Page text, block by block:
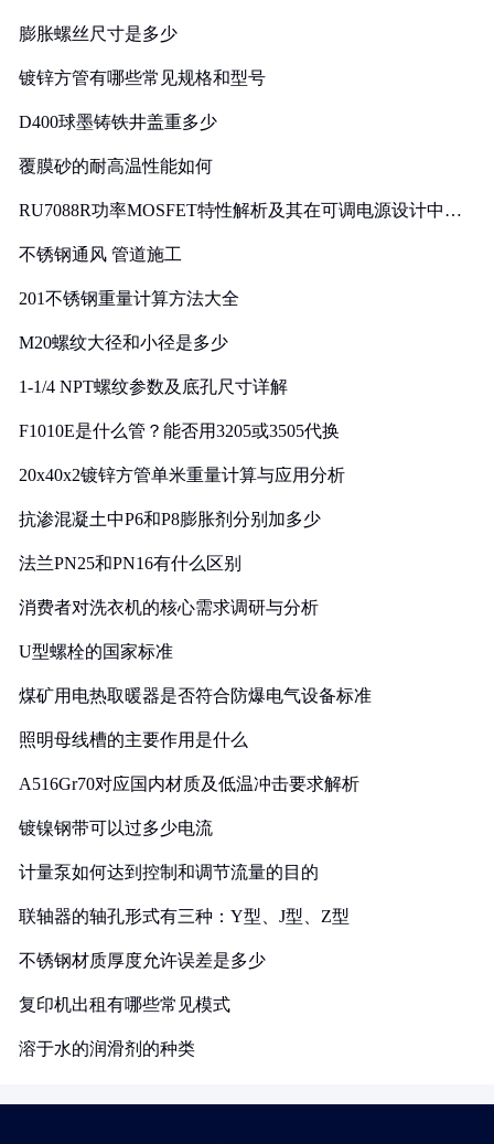
膨胀螺丝尺寸是多少
镀锌方管有哪些常见规格和型号
D400球墨铸铁井盖重多少
覆膜砂的耐高温性能如何
RU7088R功率MOSFET特性解析及其在可调电源设计中的
不锈钢通风 管道施工
201不锈钢重量计算方法大全
M20螺纹大径和小径是多少
1-1/4 NPT螺纹参数及底孔尺寸详解
F1010E是什么管？能否用3205或3505代换
20x40x2镀锌方管单米重量计算与应用分析
抗渗混凝土中P6和P8膨胀剂分别加多少
法兰PN25和PN16有什么区别
消费者对洗衣机的核心需求调研与分析
U型螺栓的国家标准
煤矿用电热取暖器是否符合防爆电气设备标准
照明母线槽的主要作用是什么
A516Gr70对应国内材质及低温冲击要求解析
镀镍钢带可以过多少电流
计量泵如何达到控制和调节流量的目的
联轴器的轴孔形式有三种：Y型、J型、Z型
不锈钢材质厚度允许误差是多少
复印机出租有哪些常见模式
溶于水的润滑剂的种类